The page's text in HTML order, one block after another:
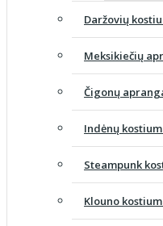
Daržovių
Meksikiečių
Čigonų
Indėnų
Steampunk
Klouno